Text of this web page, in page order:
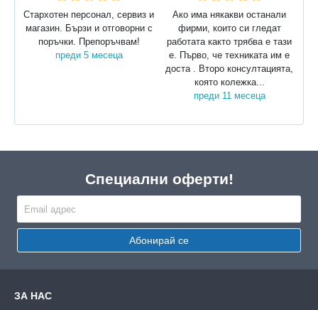
Стархотен персонал, сервиз и
магазин. Бързи и отговорни с
поръчки. Препоръчвам!
преди 5 месеца
Ако има някакви останали
фирми, които си гледат
работата както трябва е тази
е. Първо, че техниката им е
доста . Второ консултацията,
която колежка...
преди 11 месеца
Специални оферти!
Абонирай се
ЗА НАС